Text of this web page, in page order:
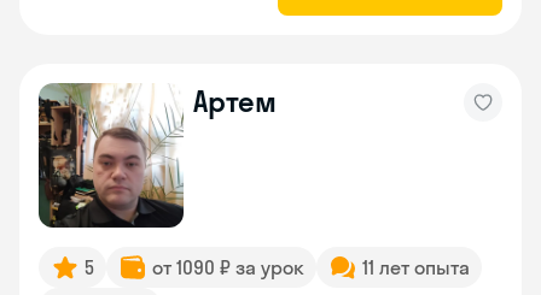
Артем
5 от 1090 ₽ за урок
11 лет опыта